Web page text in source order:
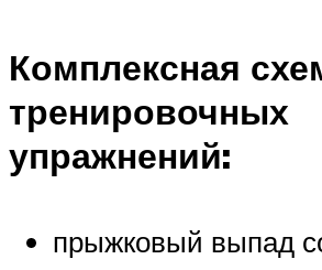
Комплексная
тренировочных
упражнений:
прыжковый выпад